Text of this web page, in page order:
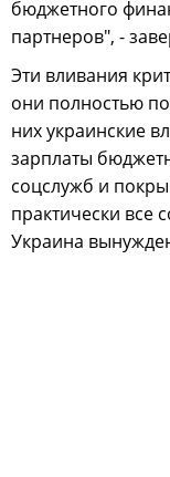
бюджетного
партнеров", -
Эти вливания
они полностью
них украинские
зарплаты
соцслужб и
практически все
Украина